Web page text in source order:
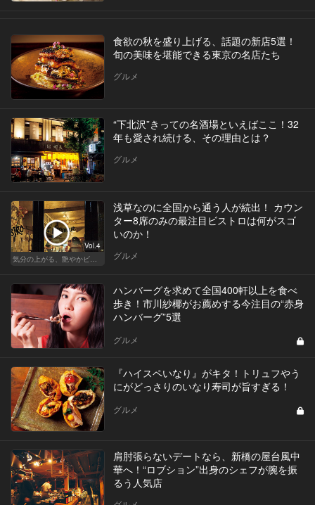
食欲の秋を盛り上げる、話題の新店5選！
旬の美味を堪能できる東京の名店たち
グルメ
“下北沢”きっての名酒場といえばここ！32
年も愛され続ける、その理由とは？
グルメ
Vol.4
気分の上がる、艶やかビストロ
浅草なのに全国から通う人が続出！ カウン
ター8席のみの最注目ビストロは何がスゴ
いのか！
グルメ
ハンバーグを求めて全国400軒以上を食べ
歩き！市川紗椰がお薦めする今注目の“赤身
ハンバーグ”5選
グルメ
『ハイスペいなり』がキタ！トリュフやう
にがどっさりのいなり寿司が旨すぎる！
グルメ
肩肘張らないデートなら、新橋の屋台風中
華へ！“ロブション”出身のシェフが腕を振
るう人気店